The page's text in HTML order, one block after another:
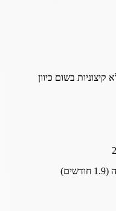
קיצוניות בשום כיוון